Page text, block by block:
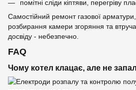
помітні сліди кіптяви, перегріву
Самостійний ремонт газової арматури,
розбирання камери згоряння та
досвіду - небезпечно.
FAQ
Чому котел клацає, але не